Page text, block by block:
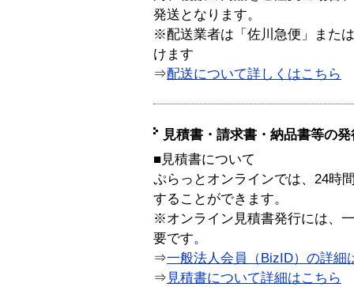
発送となります。
※配送業者は「佐川急便」また
けます
⇒配送について詳しくはこちら
見積書・請求書・納品書等の
■見積書について
ぷらっとオンラインでは、24時
することができます。
※オンライン見積書発行には、
要です。
⇒一般法人会員（BizID）の詳細
⇒ 見積書について詳細はこちら